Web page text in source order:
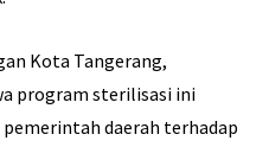
Kota Tangerang,
program sterilisasi ini
daerah terhadap